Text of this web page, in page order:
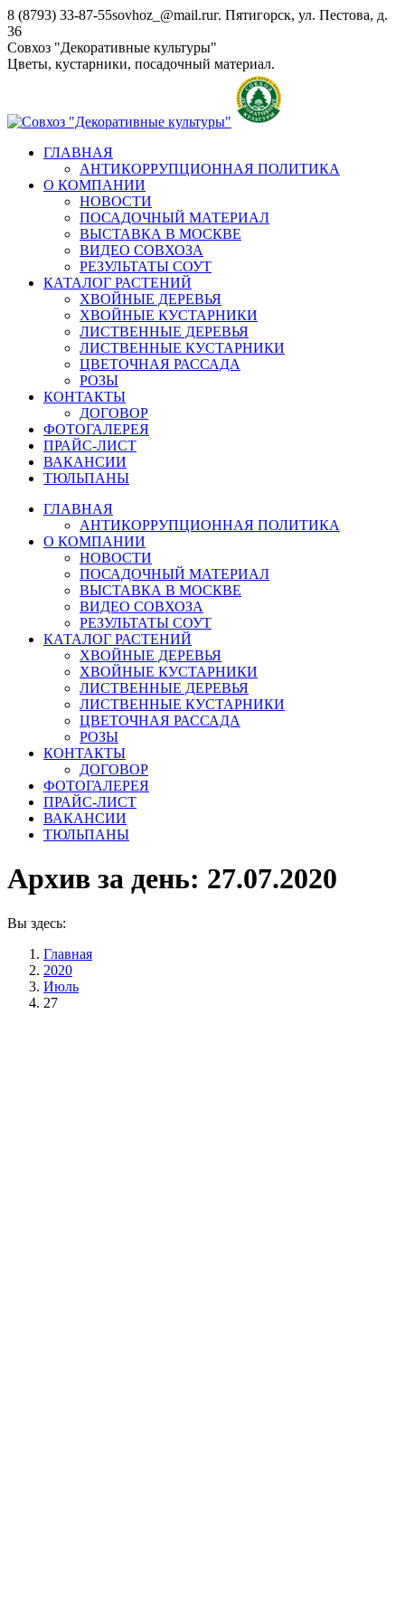
Перейти
к
содержанию
8 (8793) 33-87-55sovhoz_@mail.ruг. Пятигорск, ул. Пестова, д.
36
Совхоз "Декоративные культуры"
Цветы, кустарники, посадочный материал.
ГЛАВНАЯ
АНТИКОРРУПЦИОННАЯ ПОЛИТИКА
О КОМПАНИИ
НОВОСТИ
ПОСАДОЧНЫЙ МАТЕРИАЛ
ВЫСТАВКА В МОСКВЕ
ВИДЕО СОВХОЗА
РЕЗУЛЬТАТЫ СОУТ
КАТАЛОГ РАСТЕНИЙ
ХВОЙНЫЕ ДЕРЕВЬЯ
ХВОЙНЫЕ КУСТАРНИКИ
ЛИСТВЕННЫЕ ДЕРЕВЬЯ
ЛИСТВЕННЫЕ КУСТАРНИКИ
ЦВЕТОЧНАЯ РАССАДА
РОЗЫ
КОНТАКТЫ
ДОГОВОР
ФОТОГАЛЕРЕЯ
ПРАЙС-ЛИСТ
ВАКАНСИИ
ТЮЛЬПАНЫ
ГЛАВНАЯ
АНТИКОРРУПЦИОННАЯ ПОЛИТИКА
О КОМПАНИИ
НОВОСТИ
ПОСАДОЧНЫЙ МАТЕРИАЛ
ВЫСТАВКА В МОСКВЕ
ВИДЕО СОВХОЗА
РЕЗУЛЬТАТЫ СОУТ
КАТАЛОГ РАСТЕНИЙ
ХВОЙНЫЕ ДЕРЕВЬЯ
ХВОЙНЫЕ КУСТАРНИКИ
ЛИСТВЕННЫЕ ДЕРЕВЬЯ
ЛИСТВЕННЫЕ КУСТАРНИКИ
ЦВЕТОЧНАЯ РАССАДА
РОЗЫ
КОНТАКТЫ
ДОГОВОР
ФОТОГАЛЕРЕЯ
ПРАЙС-ЛИСТ
ВАКАНСИИ
ТЮЛЬПАНЫ
Архив за день: 27.07.2020
Вы здесь:
Главная
2020
Июль
27